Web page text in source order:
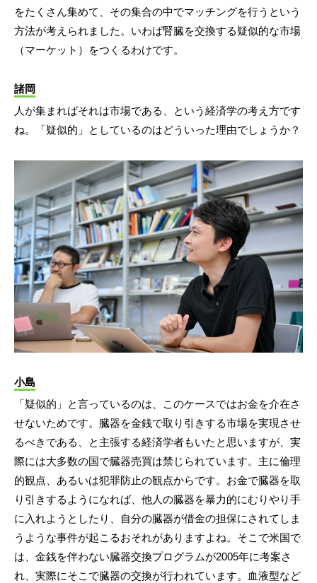
をたくさん集めて、その集合の中でマッチングを行うという
方法が考えられました。いわば腎臓を交換する疑似的な市場
（マーケット）をつくるわけです。
諸岡
人が集まればそれは市場である、という経済学の考え方です
ね。「疑似的」としているのはどういった理由でしょうか？
小島
「疑似的」と言っているのは、このケースではお金を介在さ
せないためです。臓器を金銭で取り引きする市場を実現させ
るべきである、と主張する経済学者もいたと思いますが、実
際には大多数の国で臓器売買は禁じられています。主に倫理
的観点、あるいは犯罪防止の観点からです。お金で臓器を取
り引きするようになれば、他人の臓器を暴力的にむりやり手
に入れようとしたり、自分の臓器が借金の担保にされてしま
うような事件が起こるおそれがありますよね。そこで米国で
は、金銭を伴わない臓器交換プログラムが2005年に考案さ
れ、実際にそこで臓器の交換が行われています。血液型など